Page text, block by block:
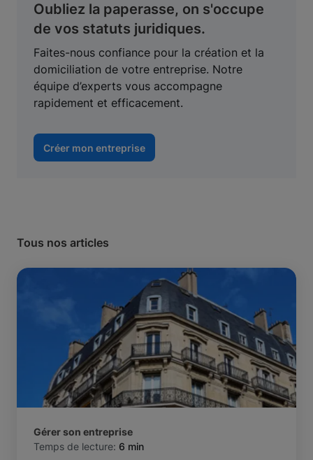
Oubliez la paperasse, on s'occupe
de vos statuts juridiques.
Faites-nous confiance pour la création et la
domiciliation de votre entreprise. Notre
équipe d’experts vous accompagne
rapidement et efficacement.
Créer mon entreprise
Tous nos articles
Gérer son entreprise
Temps de lecture: 6 min